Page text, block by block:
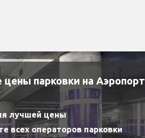
цены парковки на Аэропорт
лучшей цены
всех операторов парковки